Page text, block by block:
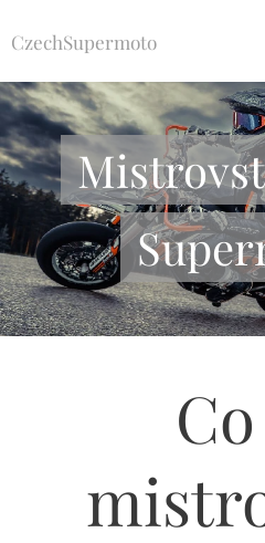
CzechSupermoto